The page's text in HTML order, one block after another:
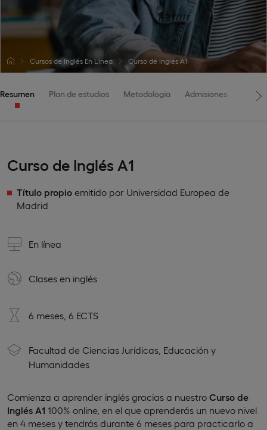
Cursos de Inglés En Línea Curso de Inglés A1
Resumen Plan de estudios Metodología Admisiones
Curso de Inglés A1
Título propio emitido por Universidad Europea de
Madrid
En línea
Clases en inglés
6 meses, 6 ECTS
Facultad de Ciencias Jurídicas, Educación y
Humanidades
Comienza a aprender inglés gracias a nuestro Curso de
Inglés A1 100% online, en el que aprenderás un nuevo nivel
en 4 meses y tendrás durante 6 meses para practicarlo a